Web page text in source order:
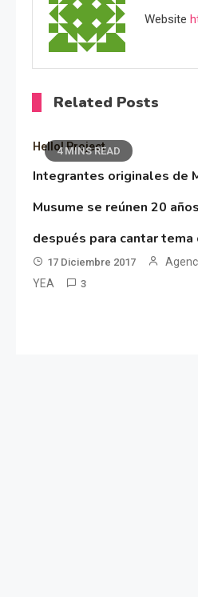
Website
Related Posts
4 MINS READ
Hello! Project
Integrantes originales de
Musume se reúnen 20 años
después para cantar tema
17 Diciembre 2017
YEA
3